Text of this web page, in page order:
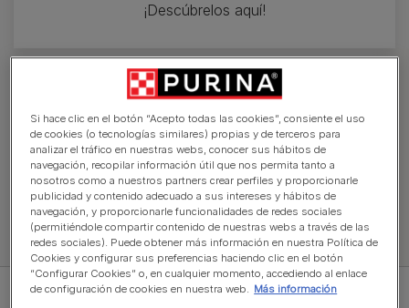
¡Descúbrelos aquí!
Explorar comida para gatos
Pienso Comida húmeda Gato Adulto
Ver toda la comida para gatos
Filtro
Si hace clic en el botón “Acepto todas las cookies”, consiente el uso
de cookies (o tecnologías similares) propias y de terceros para
analizar el tráfico en nuestras webs, conocer sus hábitos de
navegación, recopilar información útil que nos permita tanto a
nosotros como a nuestros partners crear perfiles y proporcionarle
publicidad y contenido adecuado a sus intereses y hábitos de
navegación, y proporcionarle funcionalidades de redes sociales
(permitiéndole compartir contenido de nuestras webs a través de las
redes sociales). Puede obtener más información en nuestra Política de
Cookies y configurar sus preferencias haciendo clic en el botón
“Configurar Cookies” o, en cualquier momento, accediendo al enlace
de configuración de cookies en nuestra web.
Más información